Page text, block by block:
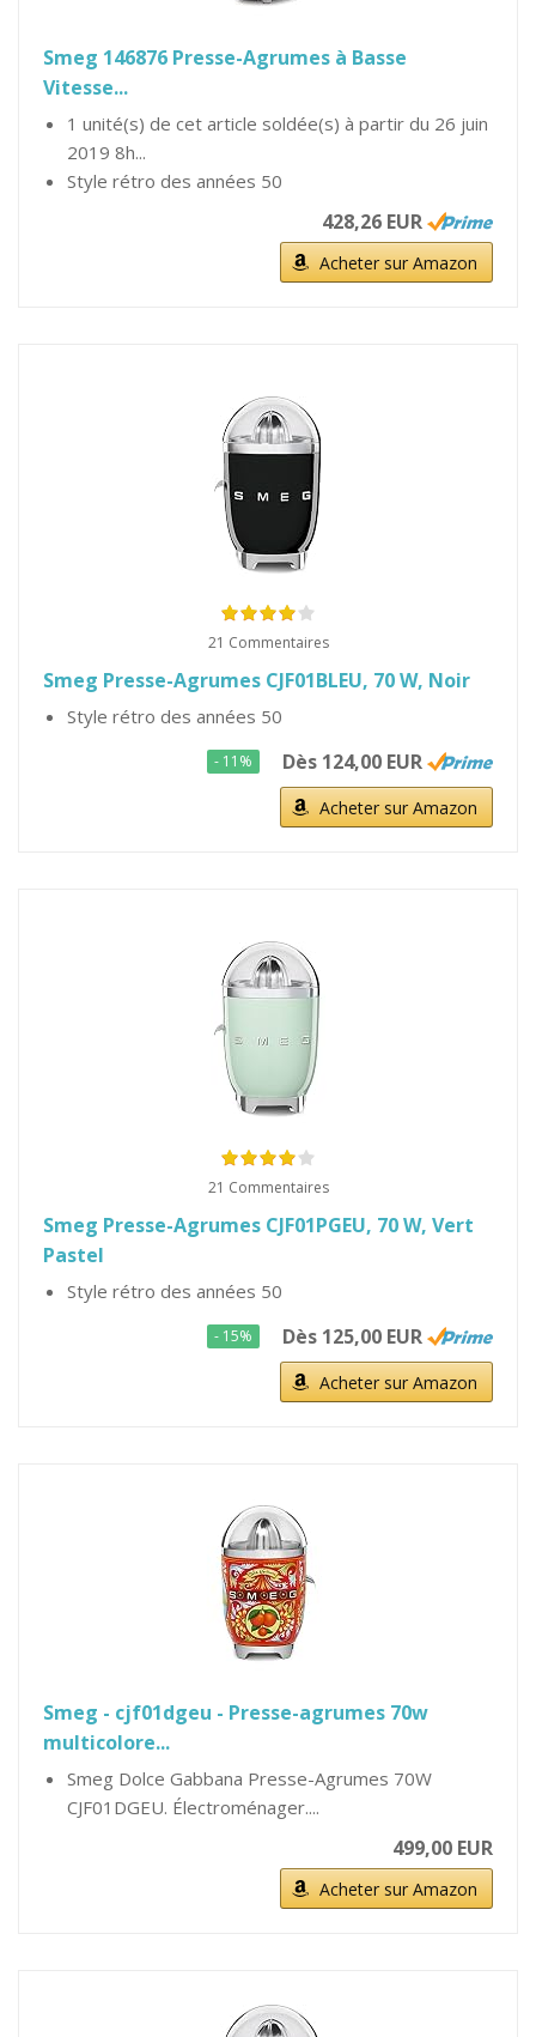
Smeg 146876 Presse-Agrumes à Basse
Vitesse...
1 unité(s) de cet article soldée(s) à partir du 26 juin
2019 8h...
Style rétro des années 50
428,26 EUR
Acheter sur Amazon
21 Commentaires
Smeg Presse-Agrumes CJF01BLEU, 70 W, Noir
Style rétro des années 50
- 11% Dès 124,00 EUR
Acheter sur Amazon
21 Commentaires
Smeg Presse-Agrumes CJF01PGEU, 70 W, Vert
Pastel
Style rétro des années 50
- 15% Dès 125,00 EUR
Acheter sur Amazon
Smeg - cjf01dgeu - Presse-agrumes 70w
multicolore...
Smeg Dolce Gabbana Presse-Agrumes 70W
CJF01DGEU. Électroménager....
499,00 EUR
Acheter sur Amazon